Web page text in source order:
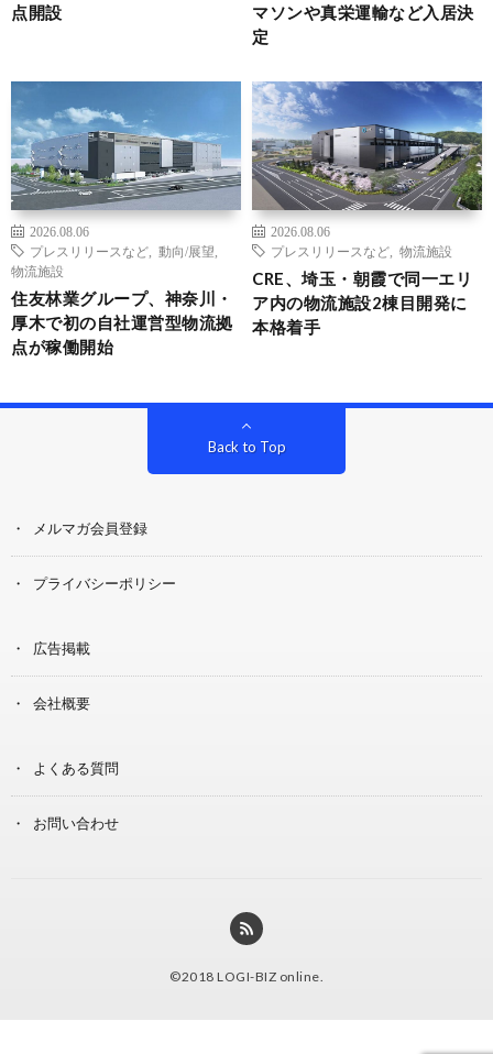
点開設
マソンや真栄運輸など入居決
定
2026.08.06
プレスリリースなど
動向/展望
物流施設
住友林業グループ、神奈川・
厚木で初の自社運営型物流拠
点が稼働開始
2026.08.06
プレスリリースなど
物流施設
CRE、埼玉・朝霞で同一エリ
ア内の物流施設2棟目開発に
本格着手
Back to Top
メルマガ会員登録
プライバシーポリシー
広告掲載
会社概要
よくある質問
お問い合わせ
©2018 LOGI-BIZ online.